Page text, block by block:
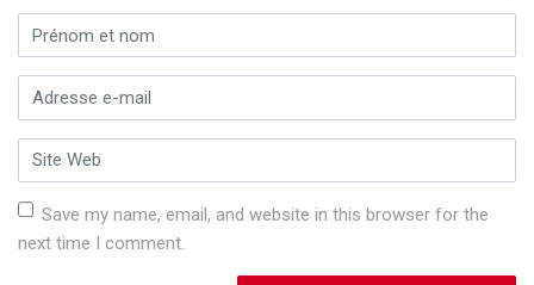
Prénom et nom
Adresse e-mail *
Site Web
Save my name, email, and website in this browser for the
next time I comment.